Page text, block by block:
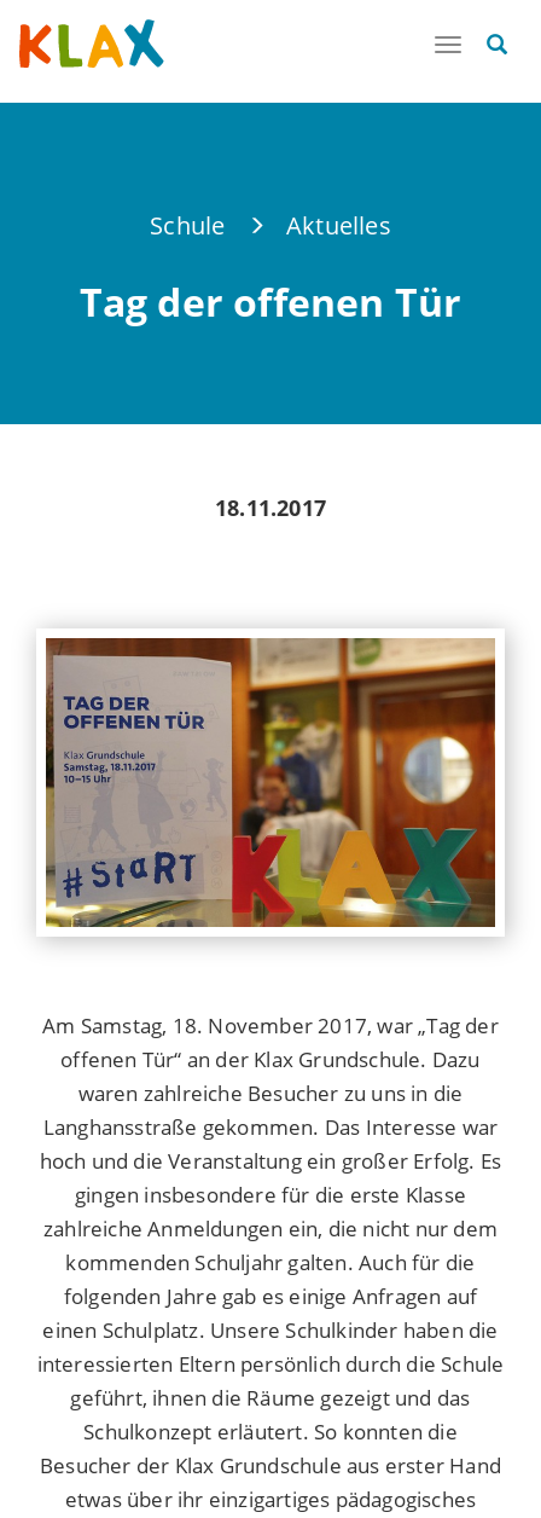
Toggle
Schule Aktuelles
Tag der offenen Tür
18.11.2017
Am Samstag, 18. November 2017, war „Tag der
offenen Tür“ an der Klax Grundschule. Dazu
waren zahlreiche Besucher zu uns in die
Langhansstraße gekommen. Das Interesse war
hoch und die Veranstaltung ein großer Erfolg. Es
gingen insbesondere für die erste Klasse
zahlreiche Anmeldungen ein, die nicht nur dem
kommenden Schuljahr galten. Auch für die
folgenden Jahre gab es einige Anfragen auf
einen Schulplatz. Unsere Schulkinder haben die
interessierten Eltern persönlich durch die Schule
geführt, ihnen die Räume gezeigt und das
Schulkonzept erläutert. So konnten die
Besucher der Klax Grundschule aus erster Hand
etwas über ihr einzigartiges pädagogisches